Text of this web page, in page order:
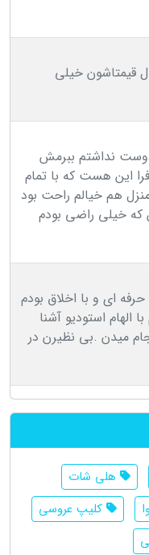
قیمتاشون خیلی
دوست نداشتم ببرمش
این هست که با تمام
هم خیالم راحت بود
خیلی راضی بودم
ای و با اخلاق بودم
استودیو آشنا
میدن .بی نظیرن در
هلی شات
کلیپ عروسی